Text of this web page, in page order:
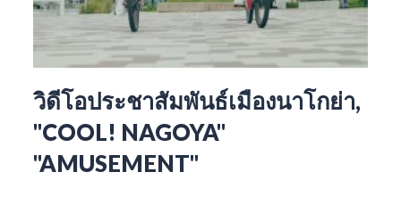
วิดีโอประชาสัมพันธ์เมืองนาโกย่า,
"COOL! NAGOYA"
"AMUSEMENT"